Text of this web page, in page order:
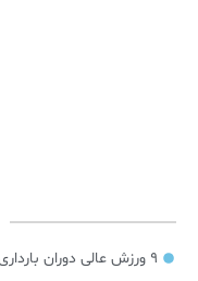
۹ ورزش عالی دوران بارداری که برای سلامت مادر و جنین مفیدند